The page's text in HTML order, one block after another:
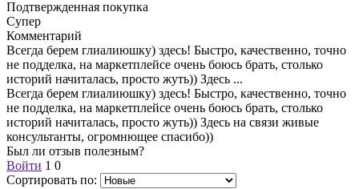
Подтвержденная покупка
Супер
Комментарий
Всегда берем глиалиюшку) здесь! Быстро, качественно, точно
не подделка, на маркетплейсе очень боюсь брать, столько
историй начиталась, просто жуть)) Здесь ...
Всегда берем глиалиюшку) здесь! Быстро, качественно, точно
не подделка, на маркетплейсе очень боюсь брать, столько
историй начиталась, просто жуть)) Здесь на связи живые
консультанты, огромнющее спасибо))
Был ли отзыв полезным?
Войти 1 0
Сортировать по: